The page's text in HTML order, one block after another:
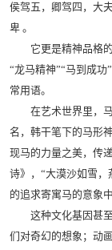
侯驾五，卿驾四，大
卑 。
它更是精神品格的
“龙马精神”“马到成
常用语。
在艺术世界里，马
名，韩干笔下的马形
现马的力量之美，传
诗》，“大漠沙如雪
的追求寄寓马的意象中
这种文化基因甚至
们对奇幻的想象；动